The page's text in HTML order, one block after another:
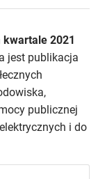
2021
jest publikacja
publicznej
i do